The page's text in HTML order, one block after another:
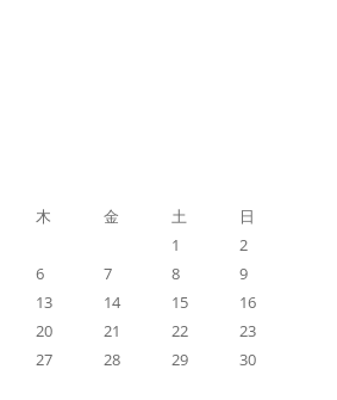
木 金 土
日
1
2
6 7 8
9
13 14 15
16
20 21 22
23
27 28 29
30